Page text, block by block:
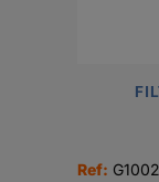
Ref: